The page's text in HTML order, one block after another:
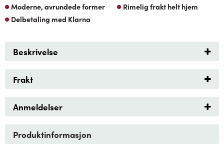
Moderne, avrundede former
Rimelig frakt helt hjem
Delbetaling med Klarna
Beskrivelse
Frakt
Anmeldelser
Produktinformasjon